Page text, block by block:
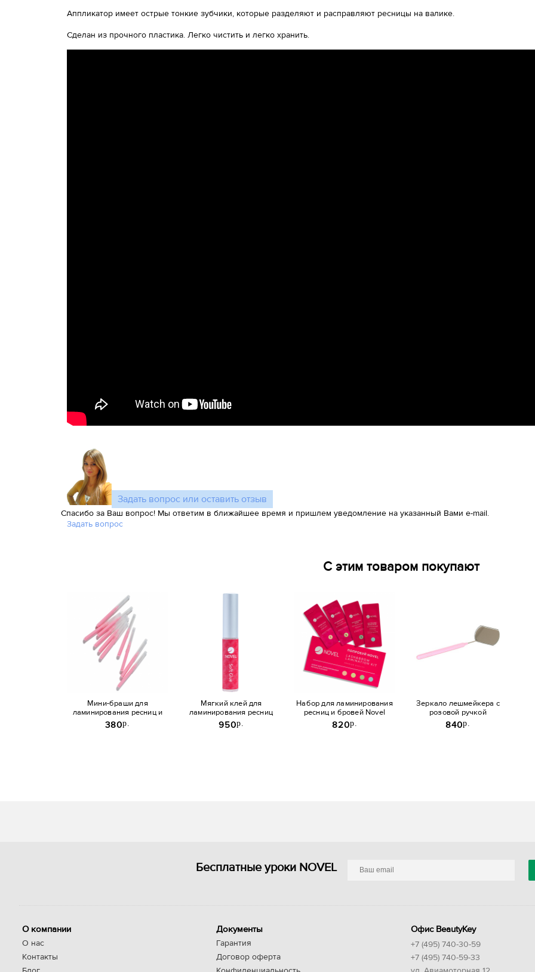
Аппликатор имеет острые тонкие зубчики, которые разделяют и расправляют ресницы на валике.
Сделан из прочного пластика. Легко чистить и легко хранить.
Задать вопрос или оставить отзыв
Спасибо за Ваш вопрос! Мы ответим в ближайшее время и пришлем уведомление на указанный Вами e-mail.
Задать вопрос
С этим товаром покупают
Мини-браши для
ламинирования ресниц и
бровей 10шт
380p.
Мягкий клей для
ламинирования ресниц
Novel
950p.
Набор для ламинирования
ресниц и бровей Novel
820p.
Зеркало лешмейкера с
розовой ручкой
840p.
Бесплатные уроки NOVEL
О компании
О нас
Контакты
Документы
Гарантия
Договор оферта
Офис BeautyKey
+7 (495) 740-30-59
+7 (495) 740-59-33